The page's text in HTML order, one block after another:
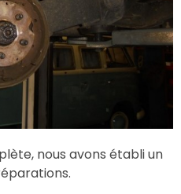
nous avons établi un